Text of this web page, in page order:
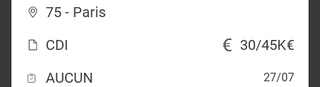
75 - Paris
CDI
30/45K€
AUCUN
27/07